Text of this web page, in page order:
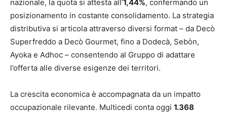
nazionale, la quota si attesta all’1,44%, confermando un
posizionamento in costante consolidamento. La strategia
distributiva si articola attraverso diversi format – da Decò
Superfreddo a Decò Gourmet, fino a Dodecà, Sebòn,
Ayoka e Adhoc – consentendo al Gruppo di adattare
l’offerta alle diverse esigenze dei territori.
La crescita economica è accompagnata da un impatto
occupazionale rilevante. Multicedi conta oggi 1.368